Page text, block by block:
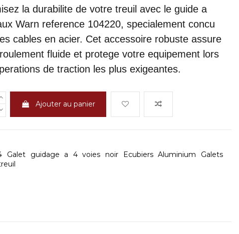
la durabilite de votre treuil avec le guide a
Warn reference 104220, specialement concu
cables en acier. Cet accessoire robuste assure
fluide et protege votre equipement lors
de traction les plus exigeantes.
Ajouter au panier
Galet guidage a 4 voies noir Ecubiers Aluminium
Galets